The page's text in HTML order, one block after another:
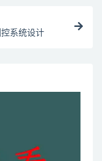
系统设计